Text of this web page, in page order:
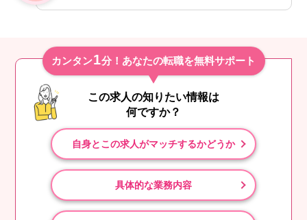
カンタン1分！あなたの転職を無料サポート
この求人の知りたい情報は
何ですか？
自身とこの求人がマッチするかどうか
具体的な業務内容